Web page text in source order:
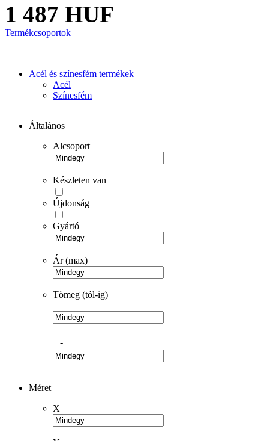
1 487 HUF
Termékcsoportok
Acél és színesfém termékek
Acél
Színesfém
Általános
Alcsoport
Készleten van
Újdonság
Gyártó
Ár (max)
Tömeg (tól-ig)
-
Méret
X